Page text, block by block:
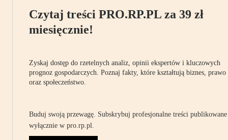
Czytaj treści PRO.RP.PL za 39 zł
miesięcznie!
Zyskaj dostęp do rzetelnych analiz, opinii ekspertów i kluczowych
prognoz gospodarczych. Poznaj fakty, które kształtują biznes, prawo
oraz społeczeństwo.
Buduj swoją przewagę. Subskrybuj profesjonalne treści publikowane
wyłącznie w pro.rp.pl.